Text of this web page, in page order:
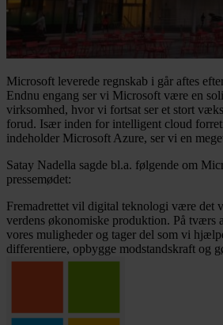
Microsoft leverede regnskab i går aftes
Endnu engang ser vi Microsoft være en
virksomhed, hvor vi fortsat ser et stort
forud. Især inden for intelligent cloud
indeholder Microsoft Azure, ser vi en
Satay Nadella sagde bl.a. følgende om
pressemødet:
Fremadrettet vil digital teknologi være det
verdens økonomiske produktion. På tværs
vores muligheder og tager del som vi
differentiere, opbygge modstandskraft og